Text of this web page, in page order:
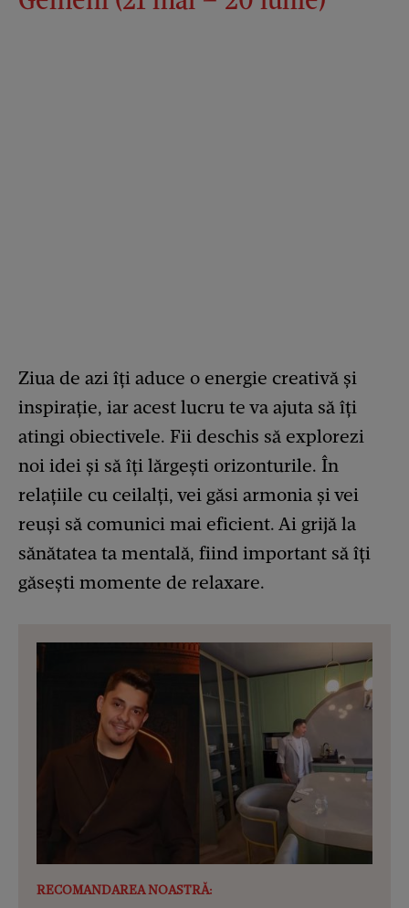
Ziua de azi îți aduce o energie creativă și
inspirație, iar acest lucru te va ajuta să îți
atingi obiectivele. Fii deschis să explorezi
noi idei și să îți lărgești orizonturile. În
relațiile cu ceilalți, vei găsi armonia și vei
reuși să comunici mai eficient. Ai grijă la
sănătatea ta mentală, fiind important să îți
găsești momente de relaxare.
RECOMANDAREA NOASTRĂ: